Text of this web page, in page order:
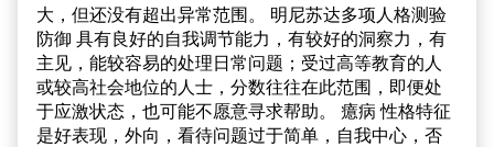
大，但还没有超出异常范围。 明尼苏达多项人格测验
防御 具有良好的自我调节能力，有较好的洞察力，有
主见，能较容易的处理日常问题；受过高等教育的人
或较高社会地位的人士，分数往往在此范围，即便处
于应激状态，也可能不愿意寻求帮助。 癔病 性格特征
是好表现，外向，看待问题过于简单，自我中心，否